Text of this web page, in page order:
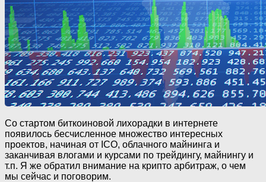
Со стартом биткоиновой лихорадки в интернете
появилось бесчисленное множество интересных
проектов, начиная от ICO, облачного майнинга и
заканчивая влогами и курсами по трейдингу, майнингу и
т.п. Я же обратил внимание на крипто арбитраж, о чем
мы сейчас и поговорим.